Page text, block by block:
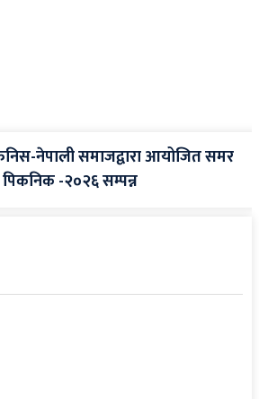
नेपाली समाजद्वारा आयोजित समर
पिकनिक -२०२६ सम्पन्न